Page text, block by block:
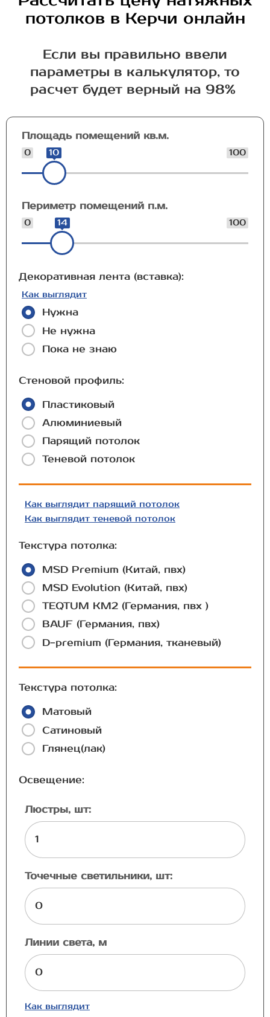
потолков в Керчи онлайн
Если вы правильно ввели
параметры в калькулятор, то
расчет будет верный на 98%
Площадь помещений кв.м.
0 100
10
Периметр помещений п.м.
0 100
14
Декоративная лента (вставка):
Как выглядит
Нужна
Не нужна
Пока не знаю
Стеновой профиль:
Пластиковый
Алюминиевый
Парящий потолок
Теневой потолок
Как выглядит парящий потолок
Как выглядит теневой потолок
Текстура потолка:
MSD Premium (Китай, пвх)
MSD Evolution (Китай, пвх)
TEQTUM КМ2 (Германия, пвх )
BAUF (Германия, пвх)
D-premium (Германия, тканевый)
Текстура потолка:
Матовый
Сатиновый
Глянец(лак)
Освещение:
Люстры, шт:
Точечные светильники, шт:
Линии света, м
Как выглядит